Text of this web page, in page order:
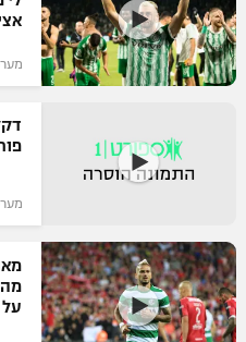
תקנון עבור פעילות ספורט 1 – "מרלן"
תנאי שימוש
מדיניות פרטיות
רשיון להקרנה פומבית לבית
הצטרפות לחבילת הערוצים
ספורט אתגרי ואקסטרים
גיימינג E-Sports
מערכת
מערכת
על